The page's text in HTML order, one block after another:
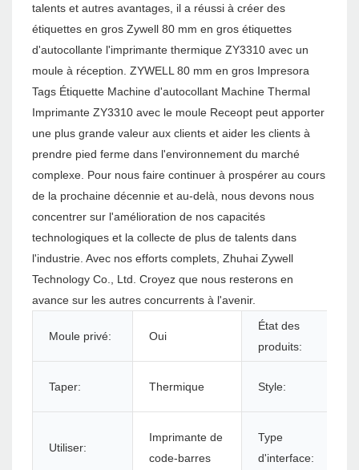
talents et autres avantages, il a réussi à créer des
étiquettes en gros Zywell 80 mm en gros étiquettes
d'autocollante l'imprimante thermique ZY3310 avec un
moule à réception. ZYWELL 80 mm en gros Impresora
Tags Étiquette Machine d'autocollant Machine Thermal
Imprimante ZY3310 avec le moule Receopt peut apporter
une plus grande valeur aux clients et aider les clients à
prendre pied ferme dans l'environnement du marché
complexe. Pour nous faire continuer à prospérer au cours
de la prochaine décennie et au-delà, nous devons nous
concentrer sur l'amélioration de nos capacités
technologiques et la collecte de plus de talents dans
l'industrie. Avec nos efforts complets, Zhuhai Zywell
Technology Co., Ltd. Croyez que nous resterons en
avance sur les autres concurrents à l'avenir.
Moule privé: Oui
État des
produits:
Taper: Thermique Style:
Utiliser:
Imprimante de
code-barres
Type
d'interface: